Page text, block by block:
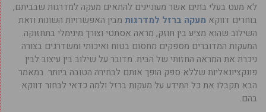
לא מעט בעלי בתים אשר מעוניינים להתאים מעקה למדרגות שבביתם,
בוחרים דווקא מעקה ברזל למדרגות מבין האפשרויות השונות וזאת
השילוב שהוא מציע בין חוזק, מראה אסתטי וצורך מינימלי בתחזוקה.
המעקות המדוברים מספקים מחסום בטוח ואיכותי ומשדרגים בצורה
ניכרת את המראה החזותי של הבית. מדובר על שילוב בין עיצוב לבין
פונקציונאליות שללא ספק הופך אותם לבחירה הטובה ביותר. במאמר
הבא תקבלו את כל המידע על מעקות ברזל ולמה כדאי לבחור דווקא
בהם.